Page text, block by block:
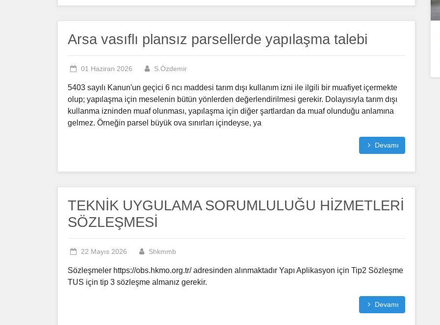
Arsa vasıflı plansız parsellerde yapılaşma talebi
01 Haziran 2026 S.Özdemir
5403 sayılı Kanun'un geçici 6 ncı maddesi tarım dışı kullanım izni ile ilgili bir muafiyet içermekte
olup; yapılaşma için meselenin bütün yönlerden değerlendirilmesi gerekir. Dolayısıyla tarım dışı
kullanma izninden muaf olunması, yapılaşma için diğer şartlardan da muaf olunduğu anlamına
gelmez. Örneğin parsel büyük ova sınırları içindeyse, ya
Devamı
TEKNİK UYGULAMA SORUMLULUĞU HİZMETLERİ
SÖZLEŞMESİ
22 Mayıs 2026 Shkmmb
Sözleşmeler https://obs.hkmo.org.tr/ adresinden alınmaktadır Yapı Aplikasyon için Tip2 Sözleşme
TUS için tip 3 sözleşme almanız gerekir.
Devamı